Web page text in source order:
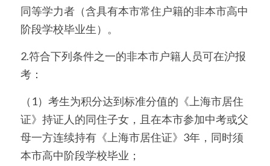
同等学力者（含具有本市常住户籍的非本市高中
阶段学校毕业生）。
2.符合下列条件之一的非本市户籍人员可在沪报
考：
（1）考生为积分达到标准分值的《上海市居住
证》持证人的同住子女，且在本市参加中考或父
母一方连续持有《上海市居住证》3年，同时须
本市高中阶段学校毕业；